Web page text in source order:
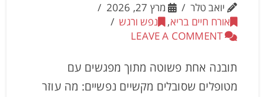
יואב טלר
מרץ 27, 2026
אורח חיים בריא, נפש ורגש
LEAVE A COMMENT
תובנה אחת פשוטה מתוך מפגשים עם
מטופלים שסובלים מקשיים נפשיים: מה עוזר